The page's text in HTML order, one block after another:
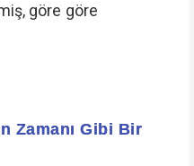
göre göre
Zamanı Gibi Bir